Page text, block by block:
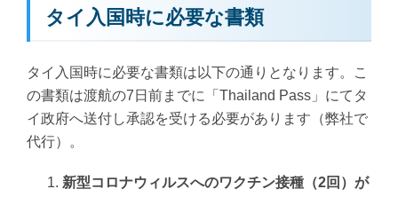
タイ入国時に必要な書類
タイ入国時に必要な書類は以下の通りとなります。こ
の書類は渡航の7日前までに「Thailand Pass」にてタ
イ政府へ送付し承認を受ける必要があります（弊社で
代行）。
新型コロナウィルスへのワクチン接種（2回）が